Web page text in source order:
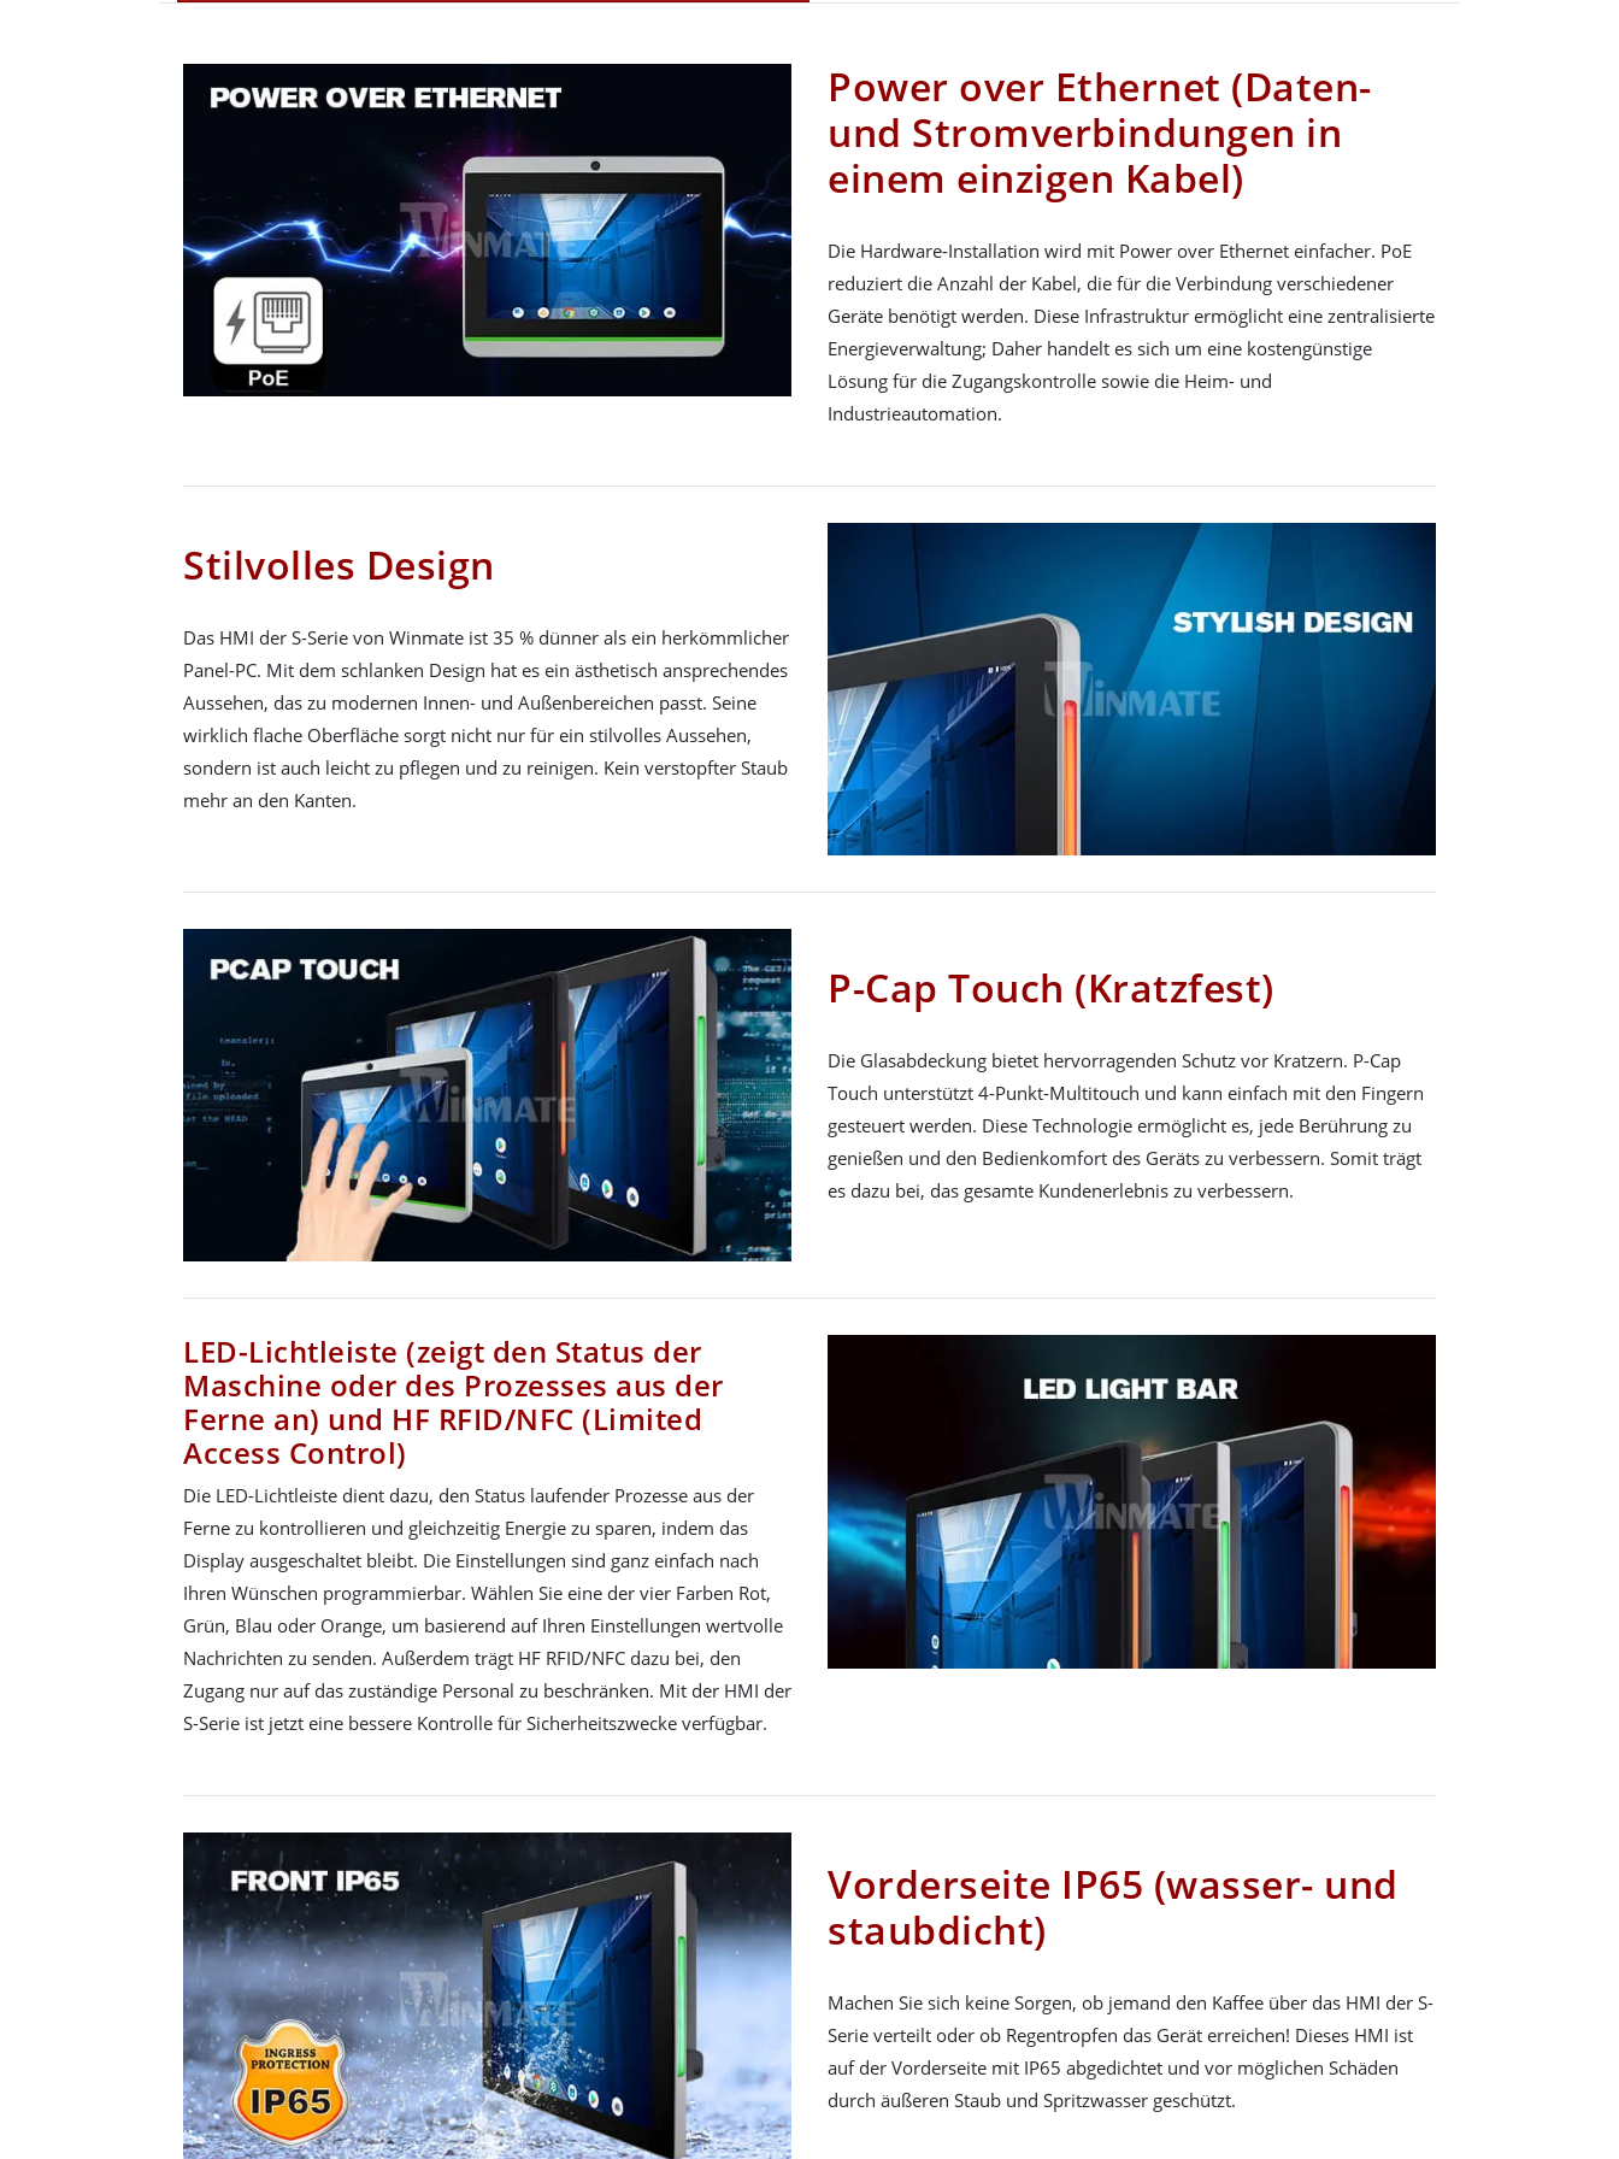
Power over Ethernet (Daten-
und Stromverbindungen in
einem einzigen Kabel)
Die Hardware-Installation wird mit Power over Ethernet einfacher. PoE
reduziert die Anzahl der Kabel, die für die Verbindung verschiedener
Geräte benötigt werden. Diese Infrastruktur ermöglicht eine zentralisierte
Energieverwaltung; Daher handelt es sich um eine kostengünstige
Lösung für die Zugangskontrolle sowie die Heim- und
Industrieautomation.
Stilvolles Design
Das HMI der S-Serie von Winmate ist 35 % dünner als ein herkömmlicher
Panel-PC. Mit dem schlanken Design hat es ein ästhetisch ansprechendes
Aussehen, das zu modernen Innen- und Außenbereichen passt. Seine
wirklich flache Oberfläche sorgt nicht nur für ein stilvolles Aussehen,
sondern ist auch leicht zu pflegen und zu reinigen. Kein verstopfter Staub
mehr an den Kanten.
P-Cap Touch (Kratzfest)
Die Glasabdeckung bietet hervorragenden Schutz vor Kratzern. P-Cap
Touch unterstützt 4-Punkt-Multitouch und kann einfach mit den Fingern
gesteuert werden. Diese Technologie ermöglicht es, jede Berührung zu
genießen und den Bedienkomfort des Geräts zu verbessern. Somit trägt
es dazu bei, das gesamte Kundenerlebnis zu verbessern.
LED-Lichtleiste (zeigt den Status der
Maschine oder des Prozesses aus der
Ferne an) und HF RFID/NFC (Limited
Access Control)
Die LED-Lichtleiste dient dazu, den Status laufender Prozesse aus der
Ferne zu kontrollieren und gleichzeitig Energie zu sparen, indem das
Display ausgeschaltet bleibt. Die Einstellungen sind ganz einfach nach
Ihren Wünschen programmierbar. Wählen Sie eine der vier Farben Rot,
Grün, Blau oder Orange, um basierend auf Ihren Einstellungen wertvolle
Nachrichten zu senden. Außerdem trägt HF RFID/NFC dazu bei, den
Zugang nur auf das zuständige Personal zu beschränken. Mit der HMI der
S-Serie ist jetzt eine bessere Kontrolle für Sicherheitszwecke verfügbar.
Vorderseite IP65 (wasser- und
staubdicht)
Machen Sie sich keine Sorgen, ob jemand den Kaffee über das HMI der S-
Serie verteilt oder ob Regentropfen das Gerät erreichen! Dieses HMI ist
auf der Vorderseite mit IP65 abgedichtet und vor möglichen Schäden
durch äußeren Staub und Spritzwasser geschützt.